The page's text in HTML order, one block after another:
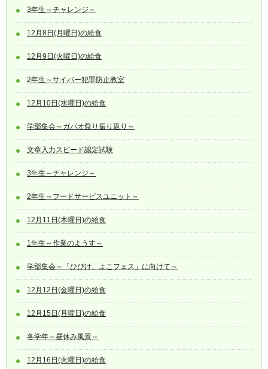
3年生～チャレンジ～
12月8日(月曜日)の給食
12月9日(火曜日)の給食
2年生～サイバー犯罪防止教室
12月10日(水曜日)の給食
学部集会～ガパオ祭り振り返り～
文章入力スピード認定試験
3年生～チャレンジ～
2年生～フードサービスユニット～
12月11日(木曜日)の給食
1年生～作業のようす～
学部集会～「ひびけ、よこフェス」に向けて～
12月12日(金曜日)の給食
12月15日(月曜日)の給食
各学年～昼休み風景～
12月16日(火曜日)の給食